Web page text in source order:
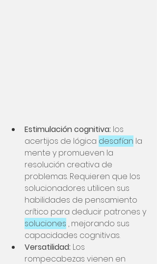
Estimulación cognitiva: los
acertijos de lógica desafían la
mente y promueven la
resolución creativa de
problemas. Requieren que los
solucionadores utilicen sus
habilidades de pensamiento
crítico para deducir patrones y
soluciones , mejorando sus
capacidades cognitivas.
Versatilidad: Los
rompecabezas vienen en